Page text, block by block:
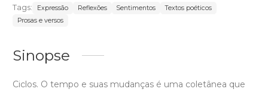
Tags: Expressão Reflexões Sentimentos
Textos poéticos
Prosas e versos
Sinopse
Ciclos. O tempo e suas mudanças é uma coletânea que